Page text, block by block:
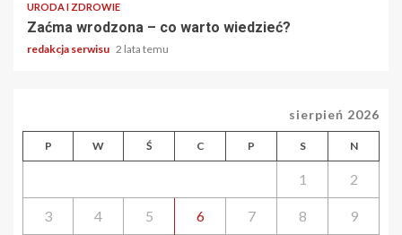
URODA I ZDROWIE
Zaćma wrodzona – co warto wiedzieć?
redakcja serwisu 2 lata temu
sierpień 2026
P W Ś C P S N
1 2
3 4 5 6 7 8 9